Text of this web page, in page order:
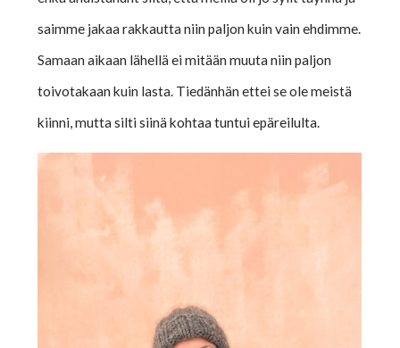
saimme jakaa rakkautta niin paljon kuin vain ehdimme.
Samaan aikaan lähellä ei mitään muuta niin paljon
toivotakaan kuin lasta. Tiedänhän ettei se ole meistä
kiinni, mutta silti siinä kohtaa tuntui epäreilulta.